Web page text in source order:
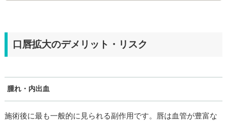
口唇拡大のデメリット・リスク
腫れ・内出血
施術後に最も一般的に見られる副作用です。唇は血管が豊富な